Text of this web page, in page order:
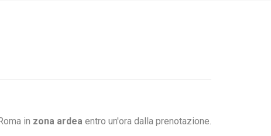
in zona ardea entro un'ora dalla prenotazione.